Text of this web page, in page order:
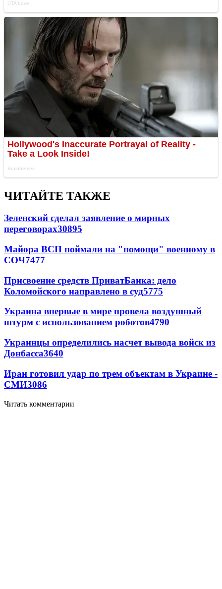
ЧИТАЙТЕ ТАКЖЕ
Зеленский сделал заявление о мирных
переговорах30895
Майора ВСП поймали на "помощи" военному в
СОЧ7477
Присвоение средств ПриватБанка: дело
Коломойского направлено в суд5775
Украина впервые в мире провела воздушный
штурм с использованием роботов4790
Украинцы определились насчет вывода войск из
Донбасса3640
Иран готовил удар по трем объектам в Украине -
СМИ3086
Читать комментарии